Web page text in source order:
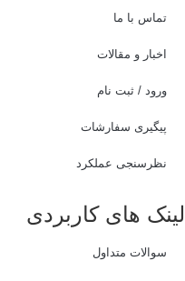
تماس با ما
اخبار و مقالات
ورود / ثبت نام
پیگیری سفارشات
نظرسنجی عملکرد
لینک های کاربردی
سوالات متداول